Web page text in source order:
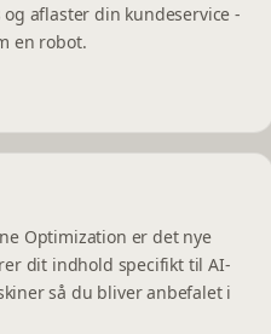
aflaster din kundeservice -
en robot.
Optimization er det nye
dit indhold specifikt til AI-
så du bliver anbefalet i